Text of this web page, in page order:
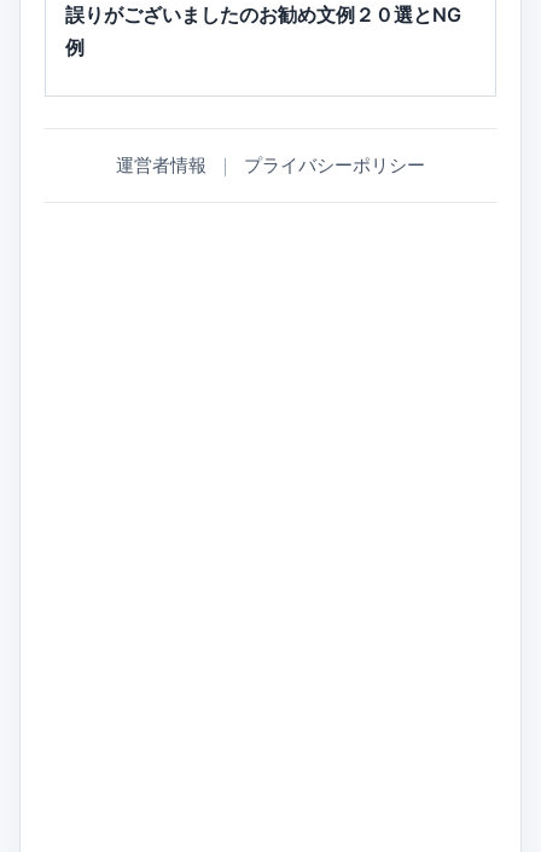
誤りがございましたのお勧め文例２０選とNG
例
運営者情報 ｜ プライバシーポリシー